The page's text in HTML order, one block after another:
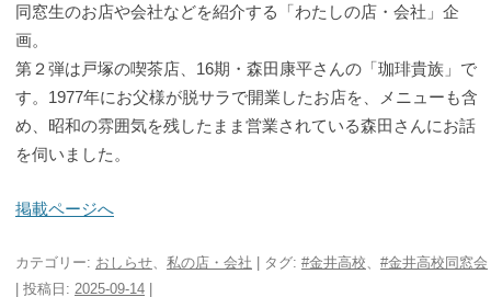
同窓生のお店や会社などを紹介する「わたしの店・会社」企
画。
第２弾は戸塚の喫茶店、16期・森田康平さんの「珈琲貴族」で
す。1977年にお父様が脱サラで開業したお店を、メニューも含
め、昭和の雰囲気を残したまま営業されている森田さんにお話
を伺いました。
掲載ページへ
カテゴリー: おしらせ 私の店・会社 | タグ: #金井高校
#金井高校同窓会
| 投稿日: 2025-09-14 |